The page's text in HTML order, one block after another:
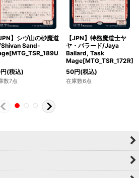
JPN】シヴ山の砂魔道
Sand-
円(税込)
数7点
【JPN】特務魔道士ヤ
ヤ・バラード/Jaya
Ballard, Task
Mage[MTG_TSR_172R]
50円(税込)
在庫数6点